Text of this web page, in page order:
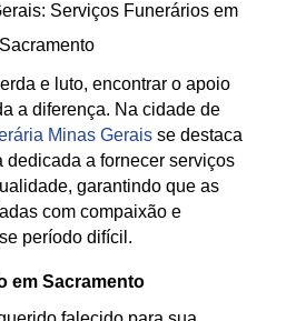
Serviços Funerários em
Sacramento
e luto, encontrar o apoio
a diferença. Na cidade de
Minas Geraisse destaca
dedicada a fornecer serviços
garantindo que as
com compaixão e
período difícil.
em Sacramento